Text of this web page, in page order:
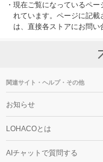
・ 現在ご覧になっているペー
れています。ページに記
は、直接各ストアにお問い
関連サイト・ヘルプ・その他
お知らせ
LOHACOとは
AIチャットで質問する